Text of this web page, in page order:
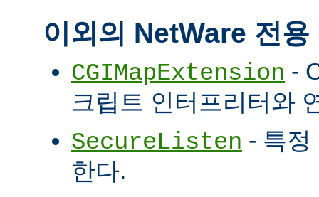
이외의 NetWare 전
CGIMapExtension -
크립트 인터프리터와
SecureListen - 특정
한다.